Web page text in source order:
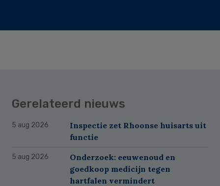
Gerelateerd nieuws
5 aug 2026
Inspectie zet Rhoonse huisarts uit
functie
5 aug 2026
Onderzoek: eeuwenoud en
goedkoop medicijn tegen
hartfalen vermindert